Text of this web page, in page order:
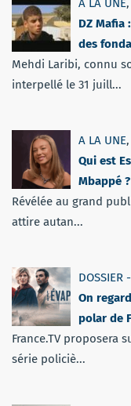
A LA UNE,
DZ Mafia
des
Mehdi Laribi, connu
interpellé le 31 juill...
A LA UNE,
Qui est
Mbappé ?
Révélée au grand
attire autan...
DOSSIER
On
polar de
France.TV proposera
série policiè...